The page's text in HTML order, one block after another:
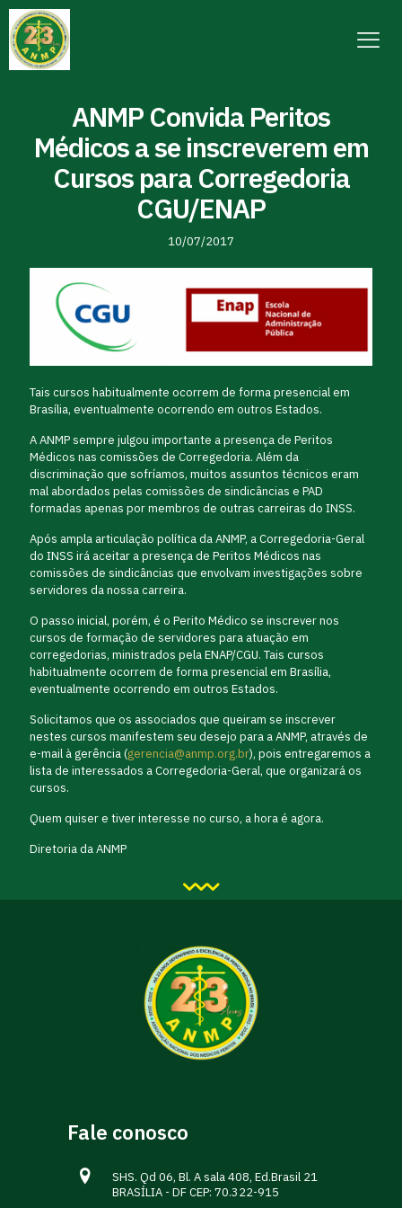
ANMP Convida Peritos
Médicos a se inscreverem em
Cursos para Corregedoria
CGU/ENAP
10/07/2017
Tais cursos habitualmente ocorrem de forma presencial em
Brasília, eventualmente ocorrendo em outros Estados.
A ANMP sempre julgou importante a presença de Peritos
Médicos nas comissões de Corregedoria. Além da
discriminação que sofríamos, muitos assuntos técnicos eram
mal abordados pelas comissões de sindicâncias e PAD
formadas apenas por membros de outras carreiras do INSS.
Após ampla articulação política da ANMP, a Corregedoria-Geral
do INSS irá aceitar a presença de Peritos Médicos nas
comissões de sindicâncias que envolvam investigações sobre
servidores da nossa carreira.
O passo inicial, porém, é o Perito Médico se inscrever nos
cursos de formação de servidores para atuação em
corregedorias, ministrados pela ENAP/CGU. Tais cursos
habitualmente ocorrem de forma presencial em Brasília,
eventualmente ocorrendo em outros Estados.
Solicitamos que os associados que queiram se inscrever
nestes cursos manifestem seu desejo para a ANMP, através de
e-mail à gerência (gerencia@anmp.org.br), pois entregaremos a
lista de interessados a Corregedoria-Geral, que organizará os
cursos.
Quem quiser e tiver interesse no curso, a hora é agora.
Diretoria da ANMP
Fale conosco
SHS. Qd 06, Bl. A sala 408, Ed.Brasil 21
BRASÍLIA - DF CEP: 70.322-915